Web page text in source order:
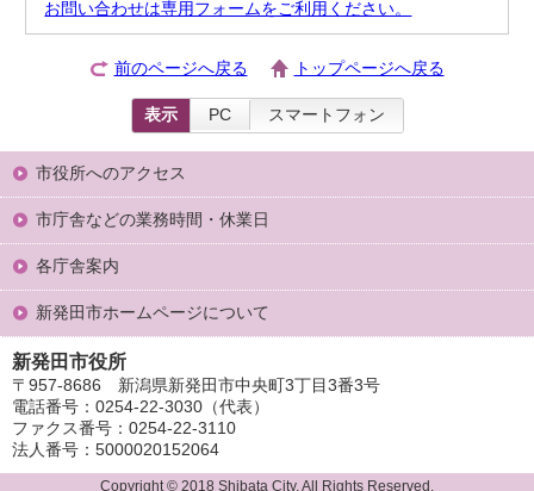
お問い合わせは専用フォームをご利用ください。
前のページへ戻る トップページへ戻る
表示 PC スマートフォン
市役所へのアクセス
市庁舎などの業務時間・休業日
各庁舎案内
新発田市ホームページについて
新発田市役所
〒957-8686 新潟県新発田市中央町3丁目3番3号
電話番号：0254-22-3030（代表）
ファクス番号：0254-22-3110
法人番号：5000020152064
Copyright © 2018 Shibata City, All Rights Reserved.